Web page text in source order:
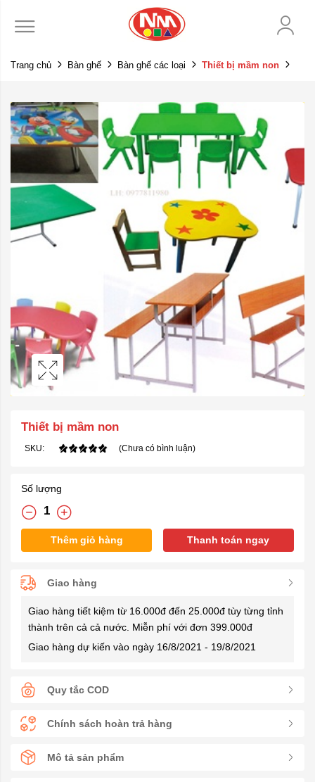
Trang chủ Bàn ghế Bàn ghế các loại Thiết bị mầm non
Thiết bị mầm non
SKU: (Chưa có bình luận)
Số lượng
Thêm giỏ hàng Thanh toán ngay
Giao hàng
Giao hàng tiết kiệm từ 16.000đ đến 25.000đ tùy từng tỉnh
thành trên cả cả nước. Miễn phí với đơn 399.000đ
Giao hàng dự kiến vào ngày 16/8/2021 - 19/8/2021
Quy tắc COD
Chính sách hoàn trả hàng
Mô tả sản phẩm